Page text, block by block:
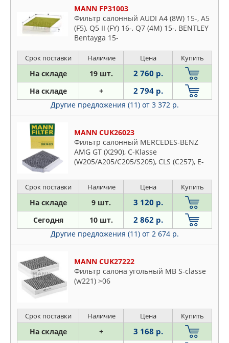
MANN FP31003
Фильтр салонный AUDI A4 (8W) 15-, A5
(F5), Q5 II (FY) 16-, Q7 (4M) 15-, BENTLEY
Bentayga 15-
Срок поставки Наличие Цена Купить
На складе 19 шт. 2 760 р.
На складе + 2 794 р.
Другие предложения (11) от 3 372 р.
MANN CUK26023
Фильтр салонный MERCEDES-BENZ
AMG GT (X290), C-Klasse
(W205/A205/C205/S205), CLS (C257), E-
GLC / GLC Coup (X253/C253)
Срок поставки Наличие Цена Купить
На складе 9 шт. 3 120 р.
Сегодня 10 шт. 2 862 р.
Другие предложения (11) от 2 674 р.
MANN CUK27222
Фильтр салона угольный MB S-classe
(w221) >06
Срок поставки Наличие Цена Купить
На складе + 3 168 р.